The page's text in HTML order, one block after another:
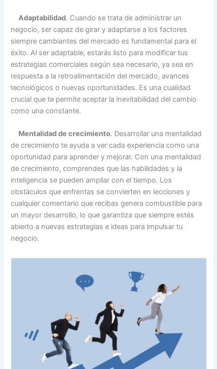
Adaptabilidad. Cuando se trata de administrar un
negocio, ser capaz de girar y adaptarse a los factores
siempre cambiantes del mercado es fundamental para el
éxito. Al ser adaptable, estarás listo para modificar tus
estrategias comerciales según sea necesario, ya sea en
respuesta a la retroalimentación del mercado, avances
tecnológicos o nuevas oportunidades. Es una cualidad
crucial que te permite aceptar la inevitabilidad del cambio
como una constante.
Mentalidad de crecimiento. Desarrollar una mentalidad
de crecimiento te ayuda a ver cada experiencia como una
oportunidad para aprender y mejorar. Con una mentalidad
de crecimiento, comprendes que las habilidades y la
inteligencia se pueden ampliar con el tiempo. Los
obstáculos que enfrentas se convierten en lecciones y
cualquier comentario que recibas genera combustible para
un mayor desarrollo, lo que garantiza que siempre estés
abierto a nuevas estrategias e ideas para impulsar tu
negocio.